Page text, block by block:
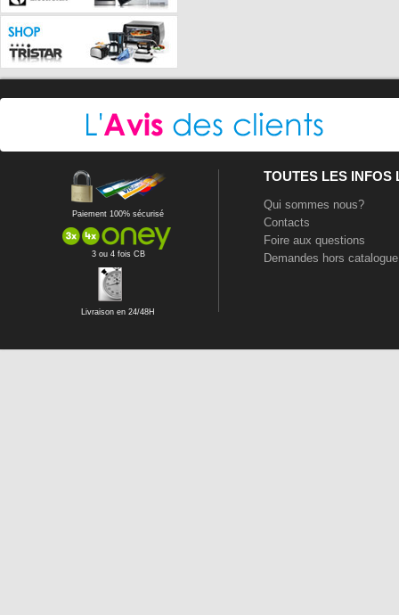
Paiement 100% sécurisé
3 ou 4 fois CB
Livraison en 24/48H
TOUTES LES INFOS
Qui sommes nous?
Contacts
Foire aux questions
Demandes hors catalogue